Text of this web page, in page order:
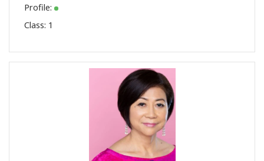
Profile:
Class: 1